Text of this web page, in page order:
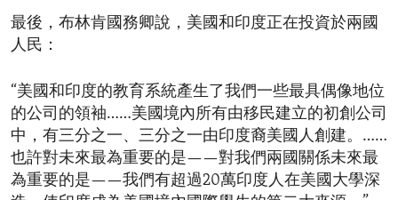
最後，布林肯國務卿說，美國和印度正在投資於兩國
人民：
“美國和印度的教育系統產生了我們一些最具偶像地位
的公司的領袖……美國境內所有由移民建立的初創公司
中，有三分之一、三分之一由印度裔美國人創建。……
也許對未來最為重要的是——對我們兩國關係未來最
為重要的是——我們有超過20萬印度人在美國大學深